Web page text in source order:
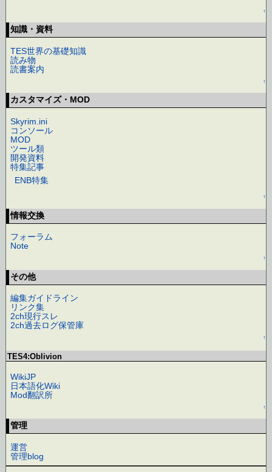
↑
知識・資料
TES世界の基礎知識
読み物
読書案内
↑
カスタマイズ・MOD
Skyrim.ini
コンソール
MOD
ツール類
開発資料
特集記事
ENB特集
↑
情報交換
フォーラム
Note
↑
その他
編集ガイドライン
リンク集
2ch現行スレ
2ch過去ログ保管庫
↑
TES4:Oblivion
WikiJP
日本語化Wiki
Mod翻訳所
↑
管理
運営
管理blog